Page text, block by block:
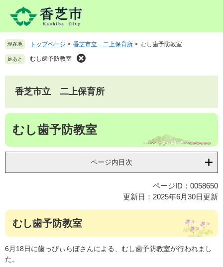
先
頭
す
を
飛
し
文
現在地 トップページ > 香芝市立 二上保育所 > むし歯予防教室
足あと むし歯予防教室
香芝市立 二上保育所
本
むし歯予防教室
ページ内目次
ページID：0058650
更新日：2025年6月30日更新
むし歯予防教室
6月18日に歯っぴぃらぼさんによる、むし歯予防教室が行われまし
た。